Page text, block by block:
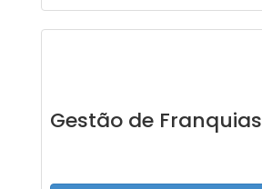
Gestão de Franquias